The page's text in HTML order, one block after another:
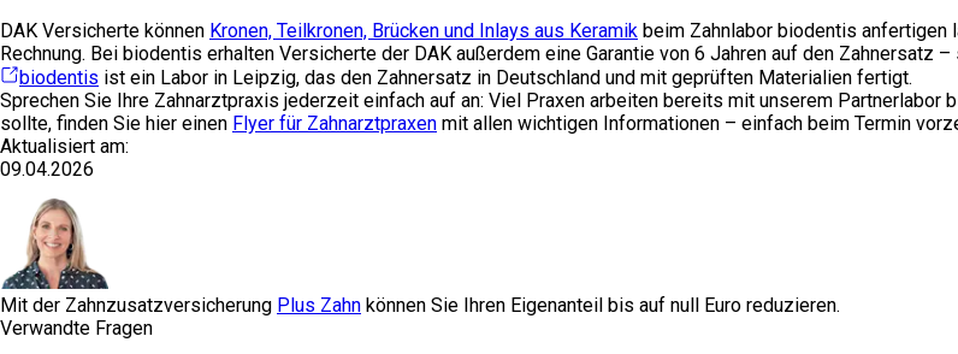
DAK Versicherte können Kronen, Teilkronen, Brücken und Inlays aus Keramik beim Zahnlabor biodentis anfertigen
Rechnung. Bei biodentis erhalten Versicherte der DAK außerdem eine Garantie von 6 Jahren auf den Zahnersatz
biodentis ist ein Labor in Leipzig, das den Zahnersatz in Deutschland und mit geprüften Materialien fertigt.
Sprechen Sie Ihre Zahnarztpraxis jederzeit einfach auf an: Viel Praxen arbeiten bereits mit unserem
sollte, finden Sie hier einen Flyer für Zahnarztpraxen mit allen wichtigen Informationen – einfach beim Termin
Aktualisiert am:
09.04.2026
Mit der Zahnzusatzversicherung Plus Zahn können Sie Ihren Eigenanteil bis auf null Euro reduzieren.
Verwandte Fragen